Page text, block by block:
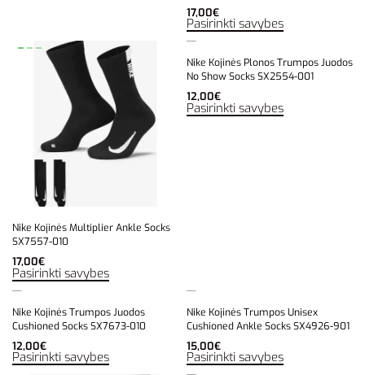
17,00€
Pasirinkti savybes
Nike Kojinės Multiplier Ankle Socks
SX7557-010
17,00€
Pasirinkti savybes
Nike Kojinės Plonos Trumpos Juodos
No Show Socks SX2554-001
12,00€
Pasirinkti savybes
Nike Kojinės Trumpos Juodos
Cushioned Socks SX7673-010
12,00€
Pasirinkti savybes
Nike Kojinės Trumpos Unisex
Cushioned Ankle Socks SX4926-901
15,00€
Pasirinkti savybes